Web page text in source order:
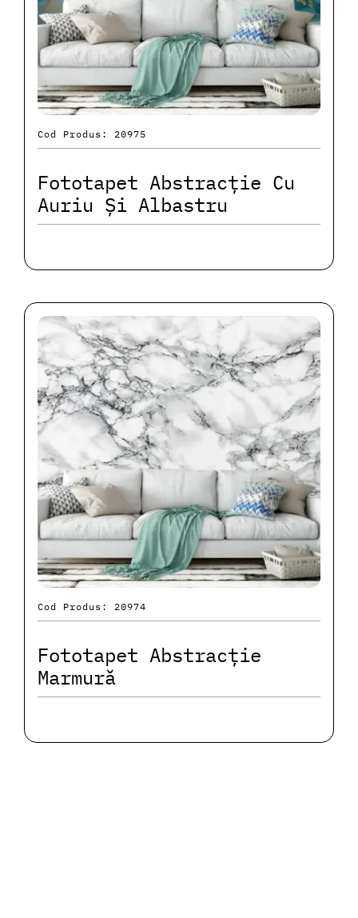
Cod Produs: 20975
Fototapet Abstracție Cu
Auriu Și Albastru
Cod Produs: 20974
Fototapet Abstracție
Marmură